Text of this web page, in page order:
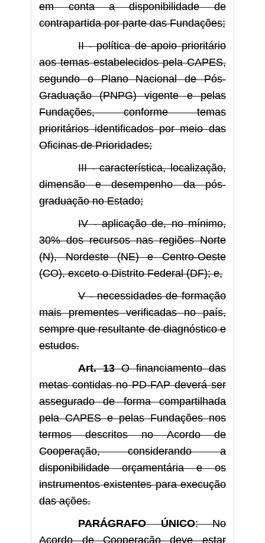
em conta a disponibilidade de
contrapartida por parte das Fundações;
II - política de apoio prioritário
aos temas estabelecidos pela CAPES,
segundo o Plano Nacional de Pós-
Graduação (PNPG) vigente e pelas
Fundações, conforme temas
prioritários identificados por meio das
Oficinas de Prioridades;
III - característica, localização,
dimensão e desempenho da pós-
graduação no Estado;
IV - aplicação de, no mínimo,
30% dos recursos nas regiões Norte
(N), Nordeste (NE) e Centro-Oeste
(CO), exceto o Distrito Federal (DF); e,
V - necessidades de formação
mais prementes verificadas no país,
sempre que resultante de diagnóstico e
estudos.
Art. 13O financiamento das
metas contidas no PD-FAP deverá ser
assegurado de forma compartilhada
pela CAPES e pelas Fundações nos
termos descritos no Acordo de
Cooperação, considerando a
disponibilidade orçamentária e os
instrumentos existentes para execução
das ações.
PARÁGRAFO ÚNICO: No
Acordo de Cooperação deve estar